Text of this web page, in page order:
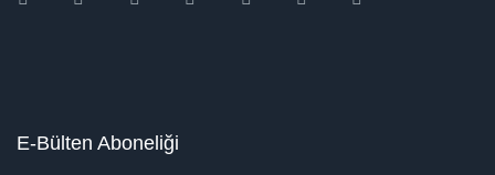
E-Bülten Aboneliği